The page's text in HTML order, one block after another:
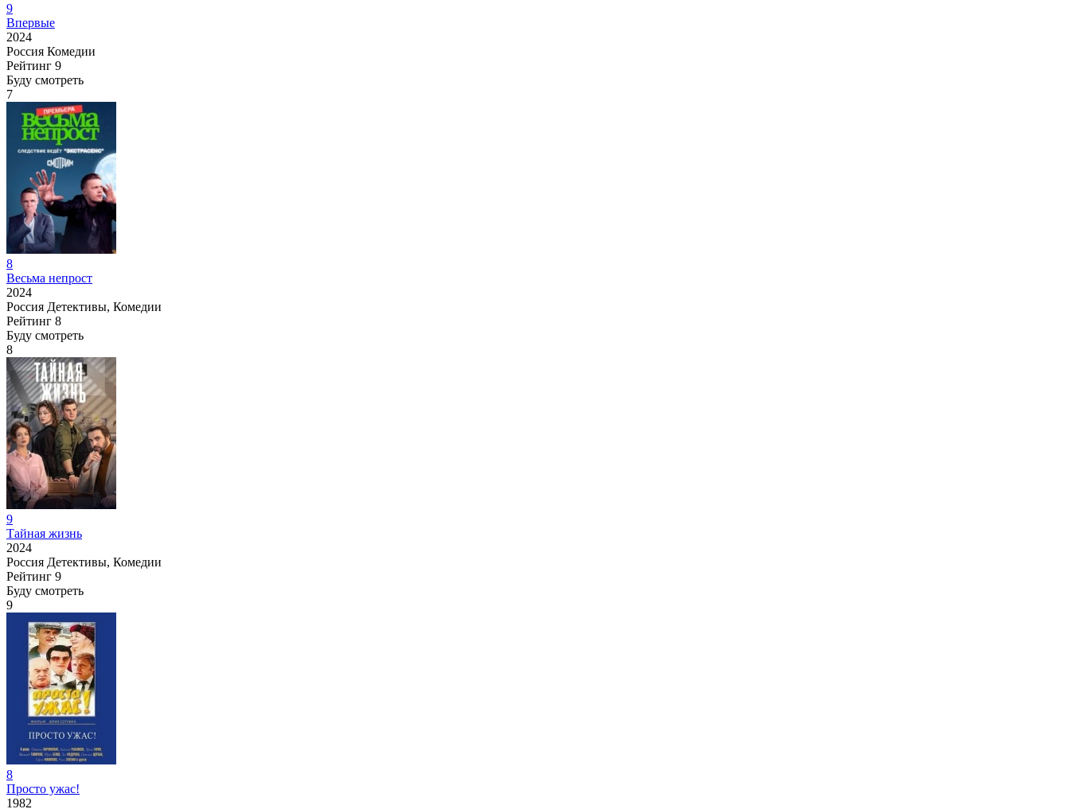
9
Впервые
2024
Россия Комедии
Рейтинг 9
Буду смотреть
7
8
Весьма непрост
2024
Россия Детективы, Комедии
Рейтинг 8
Буду смотреть
8
9
Тайная жизнь
2024
Россия Детективы, Комедии
Рейтинг 9
Буду смотреть
9
8
Просто ужас!
1982